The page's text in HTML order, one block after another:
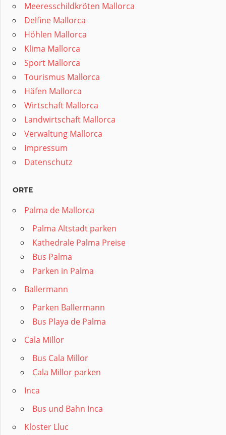
Meeresschildkröten Mallorca
Delfine Mallorca
Höhlen Mallorca
Klima Mallorca
Sport Mallorca
Tourismus Mallorca
Häfen Mallorca
Wirtschaft Mallorca
Landwirtschaft Mallorca
Verwaltung Mallorca
Impressum
Datenschutz
ORTE
Palma de Mallorca
Palma Altstadt parken
Kathedrale Palma Preise
Bus Palma
Parken in Palma
Ballermann
Parken Ballermann
Bus Playa de Palma
Cala Millor
Bus Cala Millor
Cala Millor parken
Inca
Bus und Bahn Inca
Kloster Lluc